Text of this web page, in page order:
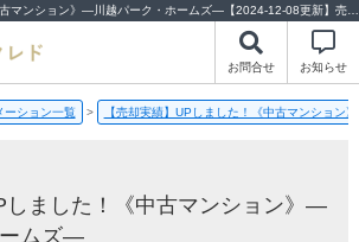
お問合せ お知らせ
ーション一覧 > 【売却実績】UPしました！《中古マンショ
しました！《中古マンション》―
ームズ―